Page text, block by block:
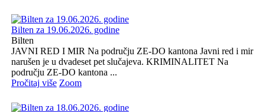
Bilten za 19.06.2026. godine
Bilten
JAVNI RED I MIR Na području ZE-DO kantona Javni red i mir
narušen je u dvadeset pet slučajeva. KRIMINALITET Na
području ZE-DO kantona ...
Pročitaj više Zoom